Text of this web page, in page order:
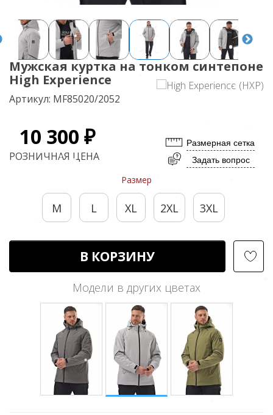
Мужская куртка на тонком синтепоне
High Experience
Артикул: MF85020/2052
10 300 ₽
РОЗНИЧНАЯ ЦЕНА
Размерная сетка
Задать вопрос
Размер
M L XL 2XL 3XL
В КОРЗИНУ
Модели в других цветах